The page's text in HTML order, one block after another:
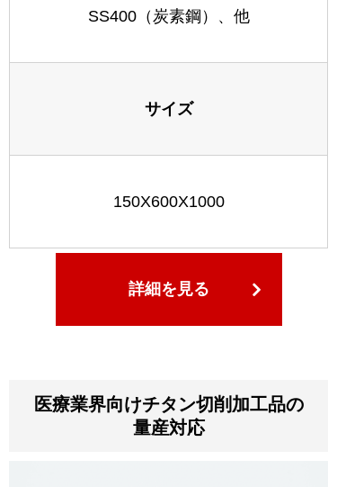
SS400（炭素鋼）、他
サイズ
150X600X1000
詳細を見る
医療業界向けチタン切削加工品の
量産対応